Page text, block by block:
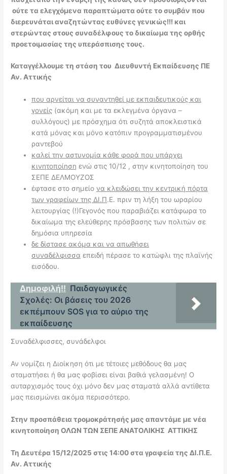
ούτε τα ελεγχόμενα παραπτώματα ούτε το συμβάν που
διερευνάται αναζητώντας ευθύνες γενικώς!!! και
στερώντας στους συναδέλφους το δικαίωμα της ορθής
προετοιμασίας της υπεράσπισης τους.
Καταγγέλλουμε τη στάση του Διευθυντή Εκπαίδευσης ΠΕ
Αν. Αττικής
που αρνείται να συναντηθεί με εκπαιδευτικούς και
γονείς (ακόμη και με τα εκλεγμένα όργανα –
συλλόγους) με πρόσχημα ότι συζητά αποκλειστικά
κατά μόνας και μόνο κατόπιν προγραμματισμένου
ραντεβού
καλεί την αστυνομία κάθε φορά που υπάρχει
κινητοποίηση ενώ στις 10/12 , στην κινητοποίηση του
ΣΕΠΕ ΔΕΛΜΟΥΖΟΣ
έφτασε στο σημείονα κλειδώσει την κεντρική πόρτα
των γραφείων της ΔΙ.Π.Ε. πριν τη λήξη του ωραρίου
λειτουργίας (!)Γεγονός που παραβιάζει κατάφωρα το
δικαίωμα της ελεύθερης πρόσβασης των πολιτών σε
δημόσια υπηρεσία
δε δίστασε ακόμα και να απωθήσει
συναδέλφισσα επειδή πέρασε το κατώφλι της πλαϊνής
εισόδου.
Δημοφιλή!! Παιδαγωγικές
Σχολές: Οι βάσεις του 2026
εκπέμπουν SOS για το αύριο της
εκπαίδευσης
Συναδέλφισσες, συνάδελφοι
Αν νομίζει η Διοίκηση ότι με τέτοιες μεθόδους θα μας
σταματήσει ή θα μας φοβίσει είναι βαθιά γελασμένη! Ο
αυταρχισμός τους όχι μόνο δεν μας σταματά αλλά αντίθετα
μας πεισμώνει ακόμα περισσότερο.
Στην προσπάθεια τρομοκράτησής μας απαντάμε με νέα
κινητοποίηση ΟΛΩΝ ΤΩΝ ΣΕΠΕ ΑΝΑΤΟΛΙΚΗΣ ΑΤΤΙΚΗΣ
Τη Δευτέρα 15/12/2025 στις 14:00 στα γραφεία της ΔΙ.Π.Ε.
Αν. Αττικής